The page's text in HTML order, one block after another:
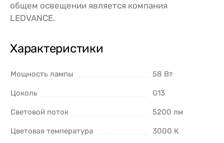
общем освещении является компания
LEDVANCE.
Характеристики
Мощность лампы 58 Вт
Цоколь G13
Световой поток 5200 лм
Цветовая температура 3000 К